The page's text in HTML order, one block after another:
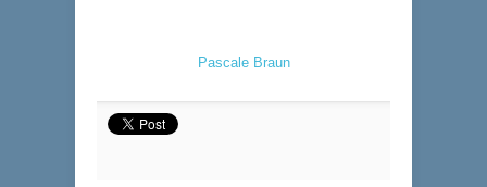
Pascale Braun